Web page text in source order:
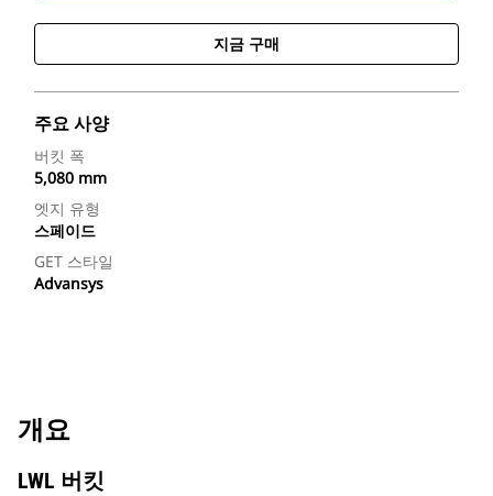
지금 구매
주요 사양
버킷 폭
5,080 mm
엣지 유형
스페이드
GET 스타일
Advansys
개요
LWL 버킷